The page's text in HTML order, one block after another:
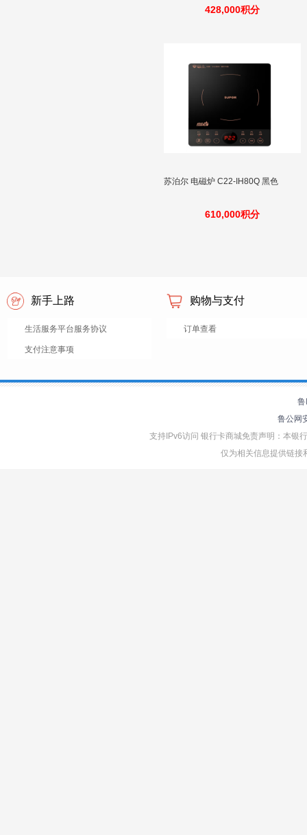
428,000积分
苏泊尔 电磁炉 C22-IH80Q 黑色
610,000积分
新手上路
生活服务平台服务协议
支付注意事项
购物与支付
订单查看
鲁公网
支持IPv6访问 银行卡商城免责声明：本银
仅为相关信息提供链接